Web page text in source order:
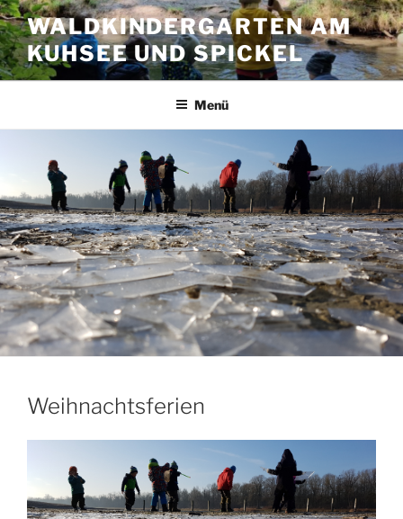
Zum
Inhalt
springen
WALDKINDERGARTEN AM
KUHSEE UND SPICKEL
Menü
Weihnachtsferien